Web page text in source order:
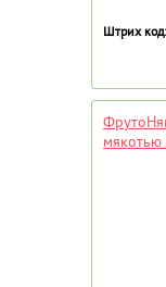
Штрих код:
мякотью